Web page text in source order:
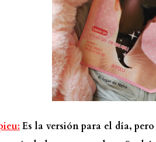
Es la versión para el día,